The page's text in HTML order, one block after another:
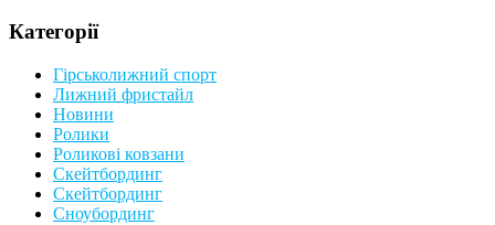
Категорії
Гірськолижний спорт
Лижний фристайл
Новини
Ролики
Роликові ковзани
Скейтбординг
Скейтбординг
Сноубординг